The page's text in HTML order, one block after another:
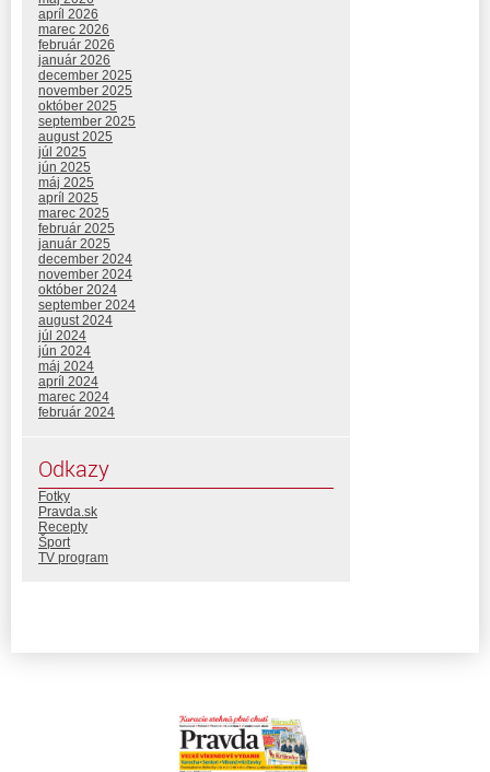
apríl 2026
marec 2026
február 2026
január 2026
december 2025
november 2025
október 2025
september 2025
august 2025
júl 2025
jún 2025
máj 2025
apríl 2025
marec 2025
február 2025
január 2025
december 2024
november 2024
október 2024
september 2024
august 2024
júl 2024
jún 2024
máj 2024
apríl 2024
marec 2024
február 2024
Odkazy
Fotky
Pravda.sk
Recepty
Šport
TV program